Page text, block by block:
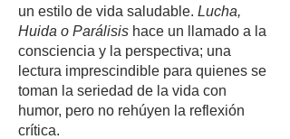
un estilo de vida saludable. Lucha,
Huida o Parálisis hace un llamado a la
consciencia y la perspectiva; una
lectura imprescindible para quienes se
toman la seriedad de la vida con
humor, pero no rehúyen la reflexión
crítica.